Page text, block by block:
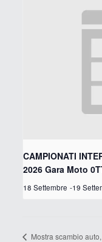
CAMPIONATI
2026 Gara Moto
18 Settembre -19
Mostra scambio